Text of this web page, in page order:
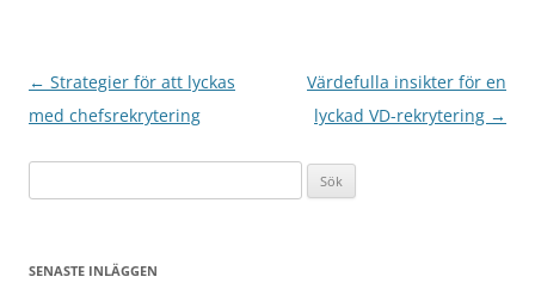
Inläggsnavigering
← Strategier för att lyckas
med chefsrekrytering
Värdefulla insikter för en
lyckad VD-rekrytering →
efter:
SENASTE INLÄGGEN